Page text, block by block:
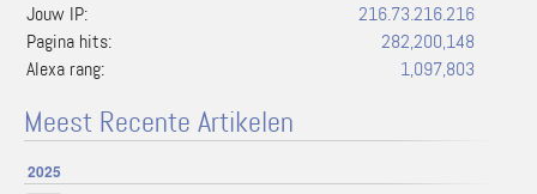
Jouw IP:
216.73.216.216
Pagina hits:
282,200,148
Alexa rang:
1,097,803
Meest Recente Artikelen
2025